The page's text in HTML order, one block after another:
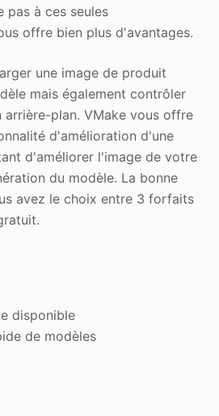
pas à ces seules
offre bien plus d'avantages.
une image de produit
mais également contrôler
arrière-plan. VMake vous offre
d'amélioration d'une
d'améliorer l'image de votre
du modèle. La bonne
avez le choix entre 3 forfaits
disponible
de modèles